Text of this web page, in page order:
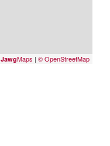
JawgMaps | © OpenStreetMap